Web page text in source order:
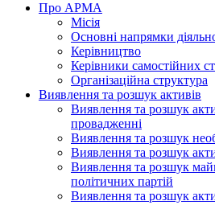
Про АРМА
Місія
Основні напрямки
Керівництво
Керівники самостійних
Організаційна структура
Виявлення та розшук активів
Виявлення та розшук
провадженні
Виявлення та розшук
Виявлення та розшук
Виявлення та розшук
політичних партій
Виявлення та розшук